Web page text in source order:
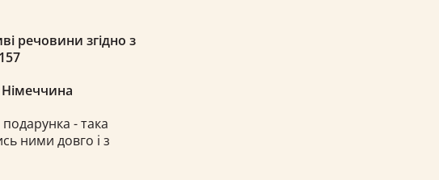
речовини згідно з
подарунка - така
ними довго і з